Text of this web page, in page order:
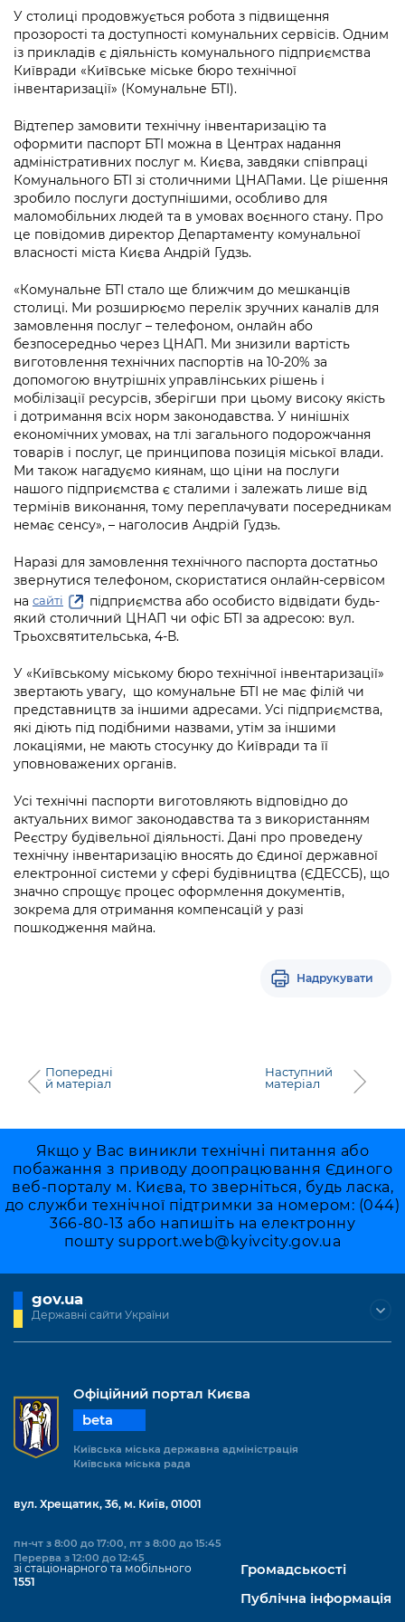
Рішення та розпорядження
Проєкти розпоряджень, що
перебувають на погодженні КМВА
Контактна інформація
Графік роботи та прийому громадян
Вакансії
Статистика
Звернення громадян
Регуляторна діяльність
Промисловість і наука Києва
Підприємства, установи, організації
Kyiv International Relations
Річні звіти
Гендерна політика
Безбар'єрність
Київська міська військова адміністрація
Освіта та навчальні заклади
Дороги, транспорт та парковки
Навколишнє середовище міста
Містобудування та земельні ділянки
Культура, спорт, дозвілля
Бізнес та ліцензування
Фінанси та бюджет
Безпека та правопорядок
Ритуальні послуги
Іноземцям / For foreigners
Пам'ятки культурної спадщини
Портал Захисників та Захисниць
Безбар'єрність
Портал послуг
Важливе під час воєнного стану
Громадська експертиза
Громадський бюджет
Консультації з громадськістю
Громадська рада
Петиції
Відкритий бюджет
Контактний центр
Допомога учасникам АТО
Рада з питань внутрішньо переміщених
осіб при Київській міській військовій
адміністрації
«Ініціатива «Партнерство «Відкритий
Уряд» – місцевий рівень»
Важливе під час воєнного стану
Інформація з обмеженим доступом
Подати запит онлайн
інших актів
Нормативна база
Питання і відповіді про публічну
інформацію
бездіяльності розпорядників інформації
Звіти про опрацювання запитів на
публічну інформацію
Інформація для споживачів
Про відкриті дані
Портал даних Києва
Публічні дашборди
Медіагалерея
Підписатися на новини та анонси від
КМДА / Subscribe to announcements
from the KCSA
Порядок акредитації медіа /
Accreditation process
Подати журналістський запит /
Submitting a media request
Зйомки в лікарнях в умовах воєнного
hospitals at work under martial law
Контакти для медіа / Contacts for mass
media
Портал Послуг
У столиці продовжується робота з підвищення
прозорості та доступності комунальних сервісів. Одним
із прикладів є діяльність комунального підприємства
Київради «Київське міське бюро технічної
інвентаризації» (Комунальне БТІ).
Відтепер замовити технічну інвентаризацію та
оформити паспорт БТІ можна в Центрах надання
адміністративних послуг м. Києва, завдяки співпраці
Комунального БТІ зі столичними ЦНАПами. Це рішення
зробило послуги доступнішими, особливо для
маломобільних людей та в умовах воєнного стану. Про
це повідомив директор Департаменту комунальної
власності міста Києва Андрій Гудзь.
«Комунальне БТІ стало ще ближчим до мешканців
столиці. Ми розширюємо перелік зручних каналів для
замовлення послуг – телефоном, онлайн або
безпосередньо через ЦНАП. Ми знизили вартість
виготовлення технічних паспортів на 10-20% за
допомогою внутрішніх управлінських рішень і
мобілізації ресурсів, зберігши при цьому високу якість
і дотримання всіх норм законодавства. У нинішніх
економічних умовах, на тлі загального подорожчання
товарів і послуг, це принципова позиція міської влади.
Ми також нагадуємо киянам, що ціни на послуги
нашого підприємства є сталими і залежать лише від
термінів виконання, тому переплачувати посередникам
немає сенсу», – наголосив Андрій Гудзь.
Наразі для замовлення технічного паспорта достатньо
звернутися телефоном, скористатися онлайн-сервісом
на сайті
підприємства або особисто відвідати будь-
який столичний ЦНАП чи офіс БТІ за адресою: вул.
Трьохсвятительська, 4-В.
У «Київському міському бюро технічної інвентаризації»
звертають увагу, що комунальне БТІ не має філій чи
представництв за іншими адресами. Усі підприємства,
які діють під подібними назвами, утім за іншими
локаціями, не мають стосунку до Київради та її
уповноважених органів.
Усі технічні паспорти виготовляють відповідно до
актуальних вимог законодавства та з використанням
Реєстру будівельної діяльності. Дані про проведену
технічну інвентаризацію вносять до Єдиної державної
електронної системи у сфері будівництва (ЄДЕССБ), що
значно спрощує процес оформлення документів,
зокрема для отримання компенсацій у разі
пошкодження майна.
Надрукувати
Попередні
й матеріал
Наступний
матеріал
Якщо у Вас виникли технічні питання або
побажання з приводу доопрацювання Єдиного
веб-порталу м. Києва, то зверніться, будь ласка,
до служби технічної підтримки за номером: (044)
366-80-13 або напишіть на електронну
пошту support.web@kyivcity.gov.ua
gov.ua
Державні сайти України
Офіційний портал Києва
beta
Київська міська державна адміністрація
Київська міська рада
вул. Хрещатик, 36, м. Київ, 01001
пн-чт з 8:00 до 17:00, пт з 8:00 до 15:45
Перерва з 12:00 до 12:45
зі стаціонарного та мобільного
1551
Громадськості
Публічна інформація